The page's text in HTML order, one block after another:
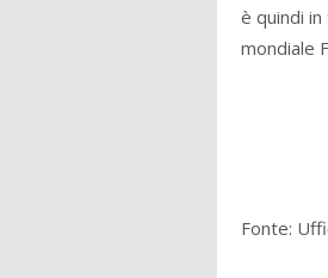
è quindi
mondiale
Fonte: